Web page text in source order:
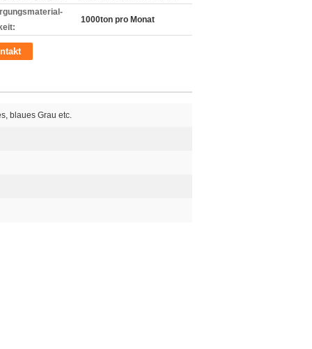
1000ton pro Monat
blaues Grau etc.